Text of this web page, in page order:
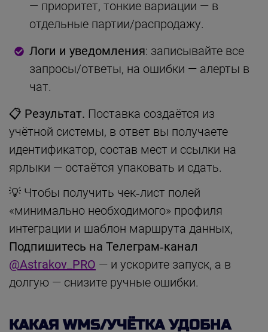
— приоритет, тонкие вариации — в
отдельные партии/распродажу.
Логи и уведомления: записывайте все
запросы/ответы, на ошибки — алерты в
чат.
📋 Результат. Поставка создаётся из
учётной системы, в ответ вы получаете
идентификатор, состав мест и ссылки на
ярлыки — остаётся упаковать и сдать.
💡 Чтобы получить чек‑лист полей
«минимально необходимого» профиля
интеграции и шаблон маршрута данных,
Подпишитесь на Телеграм‑канал
@Astrakov_PRO — и ускорите запуск, а в
долгую — снизите ручные ошибки.
КАКАЯ WMS/УЧЁТКА УДОБНА